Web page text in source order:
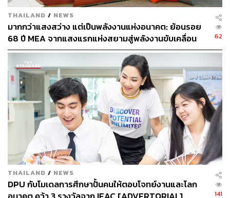
จันทร์ประภา วิชิตชลชัย รองผู้อำนวยการสำนักงานจัดหาราย
ได้ สภากาชาดไทย ให้สัมภาษณ์กับ THE STANDARD ว่า
“งานกาชาดจะมีจุดแยกขยะแต่ละประเภท หนึ่งในนั้นคือขวด
พลาสติกใช้แล้วที่สามารถเป็นจุดเริ่มต้นในการส่งต่อขยะ
พลาสติกได้”
นั่นทำให้เกิดเป็นไอเดียของการสร้างความร่วมมือ โดย
สภากาชาดไทยเป็นผู้รวบรวมพลาสติกใช้แล้วผ่านการใช้
‘YOUเทิร์น’ แพลตฟอร์มของ GC และส่งต่อให้กับสอง
พาร์ตเนอร์หลัก เพื่อเปลี่ยนพลาสติกใช้แล้วให้กลายเป็น
THAILAND / NEWS
มากกว่าแสงสว่าง แต่เป็นพลังงานแห่งอนาคต: ย้อนรอย
68 ปี MEA จากแสงแรกแห่งสยามสู่พลังงานขับเคลื่อน
เมือง ผ่าน MEA SPARK
62
THAILAND / NEWS
DPU กับโมเดลการศึกษาปั้นคนให้ตอบโจทย์งานและโลก
141